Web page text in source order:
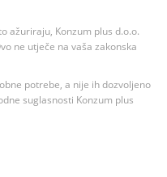
ažuriraju, Konzum plus d.o.o.
ne utječe na vaša zakonska
potrebe, a nije ih dozvoljeno
suglasnosti Konzum plus